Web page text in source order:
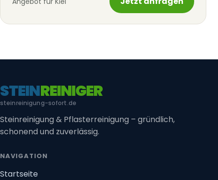
STEINREINIGER
steinreinigung-sofort.de
Steinreinigung & Pflasterreinigung – gründlich,
schonend und zuverlässig.
NAVIGATION
Startseite